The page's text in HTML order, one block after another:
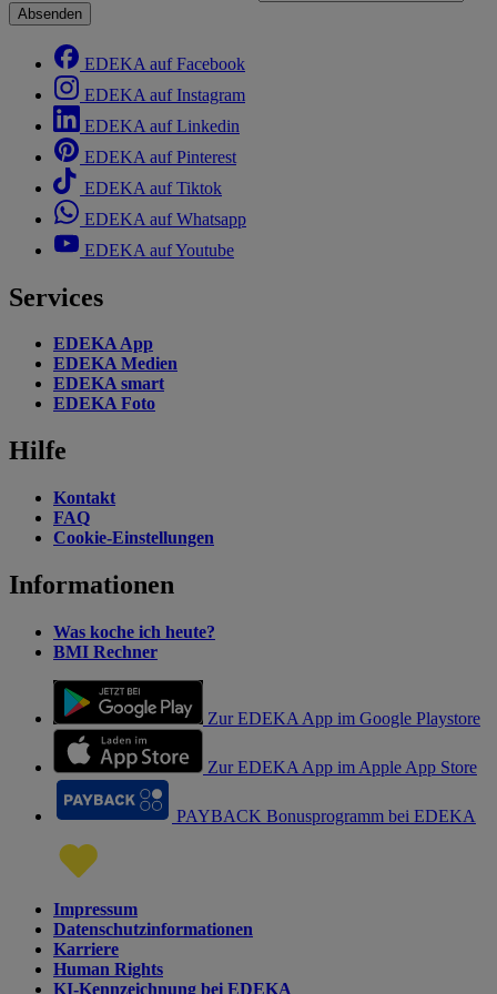
Absenden
EDEKA auf Facebook
EDEKA auf Instagram
EDEKA auf Linkedin
EDEKA auf Pinterest
EDEKA auf Tiktok
EDEKA auf Whatsapp
EDEKA auf Youtube
Services
EDEKA App
EDEKA Medien
EDEKA smart
EDEKA Foto
Hilfe
Kontakt
FAQ
Cookie-Einstellungen
Informationen
Was koche ich heute?
BMI Rechner
Zur EDEKA App im Google Playstore
Zur EDEKA App im Apple App Store
PAYBACK Bonusprogramm bei EDEKA
Impressum
Datenschutzinformationen
Karriere
Human Rights
KI-Kennzeichnung bei EDEKA